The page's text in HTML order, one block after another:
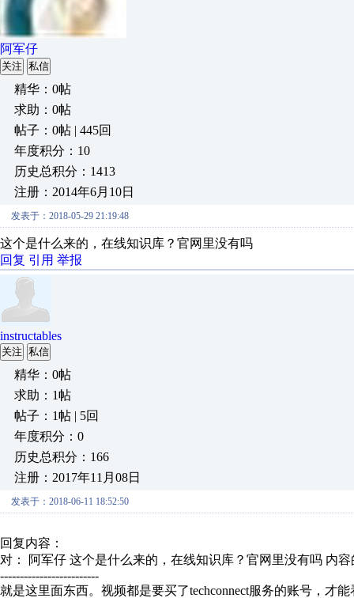
阿军仔
关注 私信
精华：0帖
求助：0帖
帖子：0帖 | 445回
年度积分：10
历史总积分：1413
注册：2014年6月10日
发表于：2018-05-29 21:19:48
这个是什么来的，在线知识库？官网里没有吗
回复 引用 举报
instructables
关注 私信
精华：0帖
求助：1帖
帖子：1帖 | 5回
年度积分：0
历史总积分：166
注册：2017年11月08日
发表于：2018-06-11 18:52:50
回复内容：
对： 阿军仔 这个是什么来的，在线知识库？官网里没有吗 内容
-------------------------
就是这里面东西。视频都是要买了techconnect服务的账号，才能